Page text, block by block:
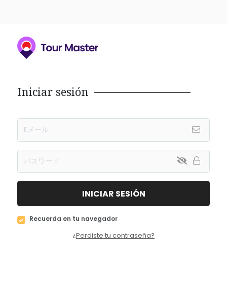
Iniciar sesión
INICIAR SESIÓN
Recuerda en tu navegador
¿Perdiste tu contraseña?